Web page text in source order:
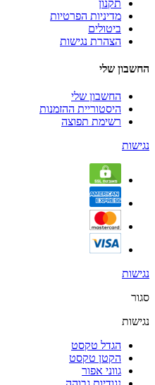
תקנון
מדיניות הפרטיות
ביטולים
הצהרת נגישות
החשבון שלי
החשבון שלי
היסטוריית ההזמנות
רשימת תפוצה
נגישות
נגישות
סגור
נגישות
הגדל טקסט
הקטן טקסט
גווני אפור